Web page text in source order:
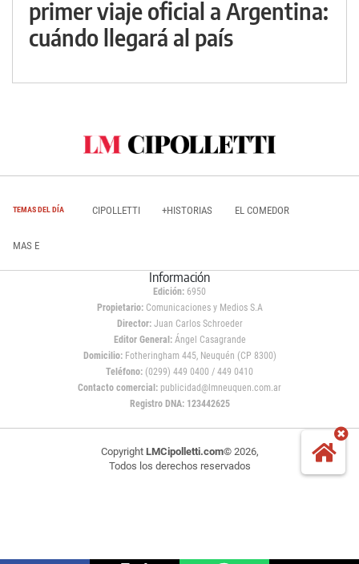
primer viaje oficial a Argentina:
cuándo llegará al país
TEMAS DEL DÍA CIPOLLETTI +HISTORIAS EL COMEDOR
MAS E
Información
Edición: 6950
Propietario:Comunicaciones y Medios S.A
Director: Juan Carlos Schroeder
Editor General:Ángel Casagrande
Domicilio:Fotheringham 445, Neuquén (CP 8300)
Teléfono: (0299) 449 0400 / 449 0410
Contacto comercial: publicidad@lmneuquen.com.ar
Registro DNA: 123442625
Copyright LMCipolletti.com© 2026,
Todos los derechos reservados